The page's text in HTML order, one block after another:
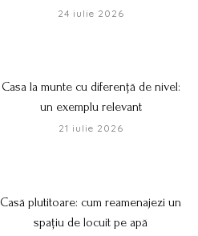
24 iulie 2026
Casa la munte cu diferență de nivel:
un exemplu relevant
21 iulie 2026
Casă plutitoare: cum reamenajezi un
spațiu de locuit pe apă